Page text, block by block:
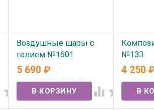

Воздушные шары с
гелием №1601
В наличии
5 690₽
 
№133
В
4 250